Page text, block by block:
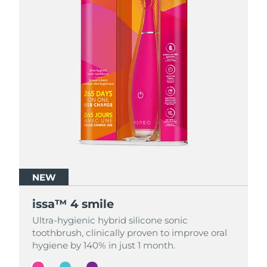
NEW
issa™ 4 smile
Ultra-hygienic hybrid silicone sonic
toothbrush, clinically proven to improve oral
hygiene by 140% in just 1 month.
NEW
issa™ 4 smile
Ultra-hygienic hybrid silicone sonic
toothbrush, clinically proven to improve oral
hygiene by 140% in just 1 month.
NEW
issa™ 4 smile
Ultra-hygienic hybrid silicone sonic
toothbrush, clinically proven to improve oral
hygiene by 140% in just 1 month.